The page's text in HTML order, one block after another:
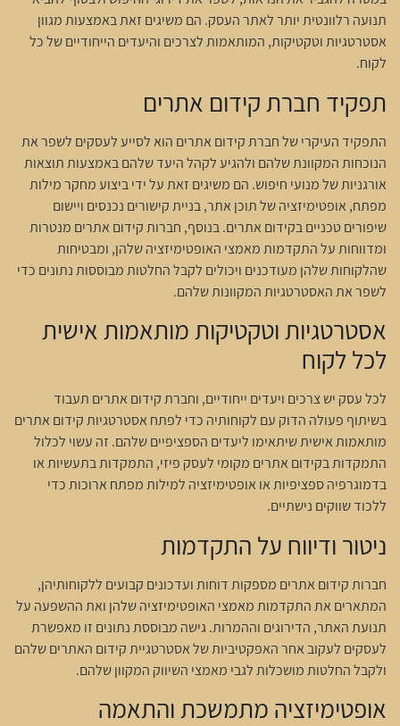
תנועה רלוונטית יותר לאתר העסק. הם משיגים זאת באמצעות מגוון
אסטרטגיות וטקטיקות, המותאמות לצרכים והיעדים הייחודיים של כל
לקוח.
תפקיד חברת קידום אתרים
התפקיד העיקרי של חברת קידום אתרים הוא לסייע לעסקים לשפר את
הנוכחות המקוונת שלהם ולהגיע לקהל היעד שלהם באמצעות תוצאות
אורגניות של מנועי חיפוש. הם משיגים זאת על ידי ביצוע מחקר מילות
מפתח, אופטימיזציה של תוכן אתר, בניית קישורים נכנסים ויישום
שיפורים טכניים בקידום אתרים. בנוסף, חברות קידום אתרים מנטרות
ומדווחות על התקדמות מאמצי האופטימיזציה שלהן, ומבטיחות
שהלקוחות שלהן מעודכנים ויכולים לקבל החלטות מבוססות נתונים כדי
לשפר את האסטרטגיות המקוונות שלהם.
אסטרטגיות וטקטיקות מותאמות אישית
לכל לקוח
לכל עסק יש צרכים ויעדים ייחודיים, וחברת קידום אתרים תעבוד
בשיתוף פעולה הדוק עם לקוחותיה כדי לפתח אסטרטגיות קידום אתרים
מותאמות אישית שיתאימו ליעדים הספציפיים שלהם. זה עשוי לכלול
התמקדות בקידום אתרים מקומי לעסק פיזי, התמקדות בתעשיות או
בדמוגרפיה ספציפיות או אופטימיזציה למילות מפתח ארוכות כדי
ללכוד שווקים נישתיים.
ניטור ודיווח על התקדמות
חברות קידום אתרים מספקות דוחות ועדכונים קבועים ללקוחותיהן,
המתארים את התקדמות מאמצי האופטימיזציה שלהן ואת ההשפעה על
תנועת האתר, הדירוגים וההמרות. גישה מבוססת נתונים זו מאפשרת
לעסקים לעקוב אחר האפקטיביות של אסטרטגיית קידום האתרים שלהם
ולקבל החלטות מושכלות לגבי מאמצי השיווק המקוון שלהם.
אופטימיזציה מתמשכת והתאמה